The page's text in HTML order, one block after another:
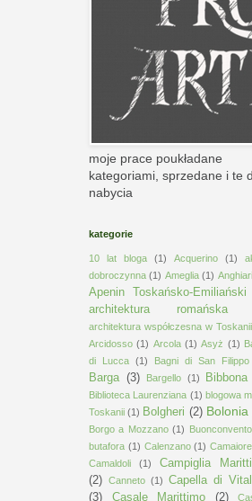
moje prace poukładane
kategoriami, sprzedane i te
nabycia
kategorie
10 lat bloga (1) Acquerino (1)
dobroczynna (1) Ameglia (1) Anghiari
Apenin Toskańsko-Emiliański
architektura romańska
architektura współczesna w Toskanii
Arcidosso (1) Arcola (1) Asyż (1)
di Lucca (1) Bagni di San Filippo
Barga (3) Bargello (1) Bibbona
Biblioteca Laurenziana (1) blogowa
Toskanii (1) Bolgheri (2) Bolonia
Borgo a Mozzano (1) Buonconvento
butafora (1) Calenzano (1) Camaiore
Camaldoli
(1)
Campiglia
(2) Canneto (1) Capella di
(3)
Casale Marittimo (2)